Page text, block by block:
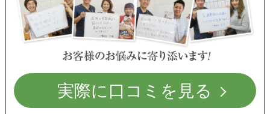
実際に口コミを見る